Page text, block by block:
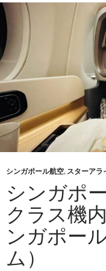
シンガポール航空, スターアラ
シンガポ
クラス機
ンガポー
ム）